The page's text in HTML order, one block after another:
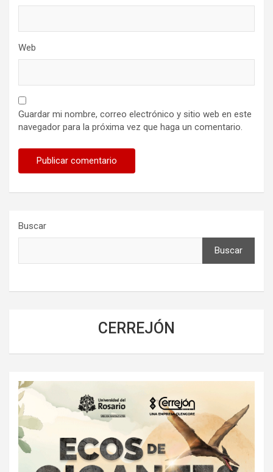
Web
Guardar mi nombre, correo electrónico y sitio web en este
navegador para la próxima vez que haga un comentario.
Buscar
Buscar
CERREJÓN